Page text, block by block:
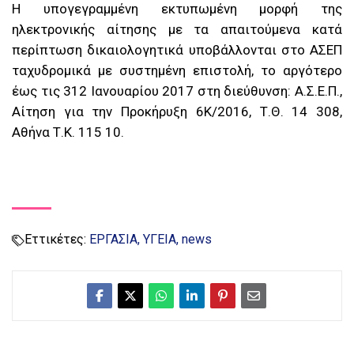
Η υπογεγραμμένη εκτυπωμένη μορφή της
ηλεκτρονικής αίτησης με τα απαιτούμενα κατά
περίπτωση δικαιολογητικά υποβάλλονται στο ΑΣΕΠ
ταχυδρομικά με συστημένη επιστολή, το αργότερο
έως τις 312 Ιανουαρίου 2017 στη διεύθυνση: Α.Σ.Ε.Π.,
Αίτηση για την Προκήρυξη 6Κ/2016, Τ.Θ. 14 308,
Αθήνα Τ.Κ. 115 10.
Εττικέτες: ΕΡΓΑΣΙΑ ΥΓΕΙΑ news